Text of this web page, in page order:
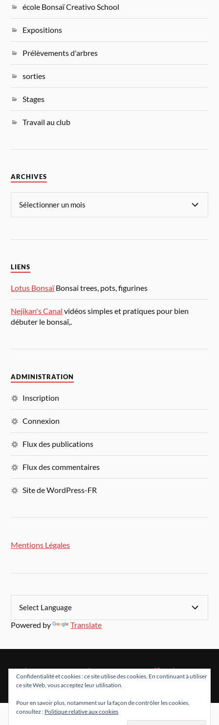
école Bonsaï Creativo School
Expositions
Prélèvements d'arbres
sorties
Stages
Travail au club
ARCHIVES
LIENS
Lotus BonsaïBonsai trees, pots, figurines
Nejikan's Canal vidéos simples et pratiques pour bien
débuter le bonsaï,.
ADMINISTRATION
Inscription
Connexion
Flux des publications
Flux des commentaires
Site de WordPress-FR
Mentions Légales
Powered by Translate
FIÈREMENT PROPULSÉ PARWORDPRESS & THÈME PAR
Confidentialité et cookies : ce site utilise des cookies. En continuant à utiliser
ce site Web, vous acceptez leur utilisation.
Pour en savoir plus, notamment sur la façon de contrôler les cookies,
consultez : Politique relative aux cookies